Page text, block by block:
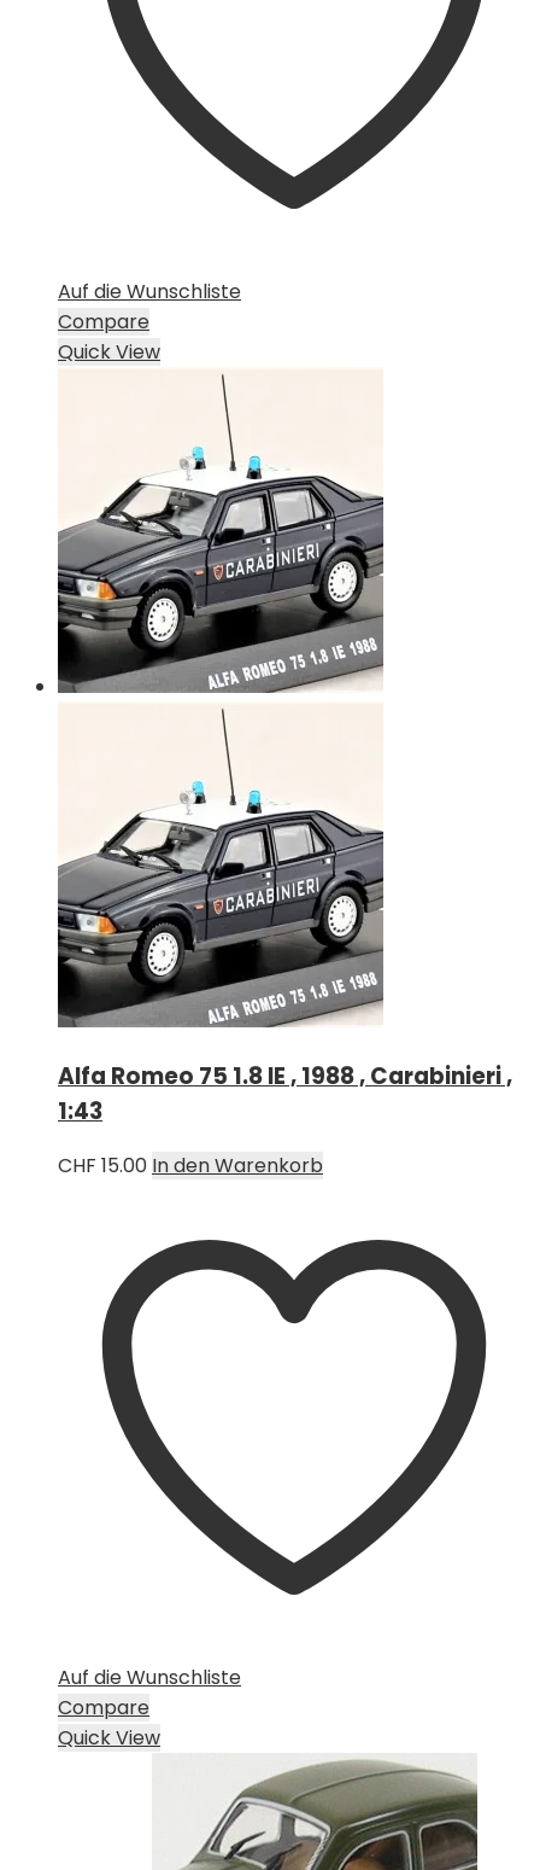
Auf die Wunschliste
Compare
Quick View
Alfa Romeo 75 1.8 IE , 1988 , Carabinieri ,
1:43
CHF 15.00 In den Warenkorb
Auf die Wunschliste
Compare
Quick View